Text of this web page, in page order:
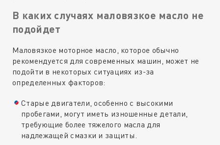
В каких случаях маловязкое масло не
подойдет
Маловязкое моторное масло, которое обычно
рекомендуется для современных машин, может не
подойти в некоторых ситуациях из-за
определенных факторов:
Старые двигатели, особенно с высокими
пробегами, могут иметь изношенные детали,
требующие более тяжелого масла для
надлежащей смазки и защиты.